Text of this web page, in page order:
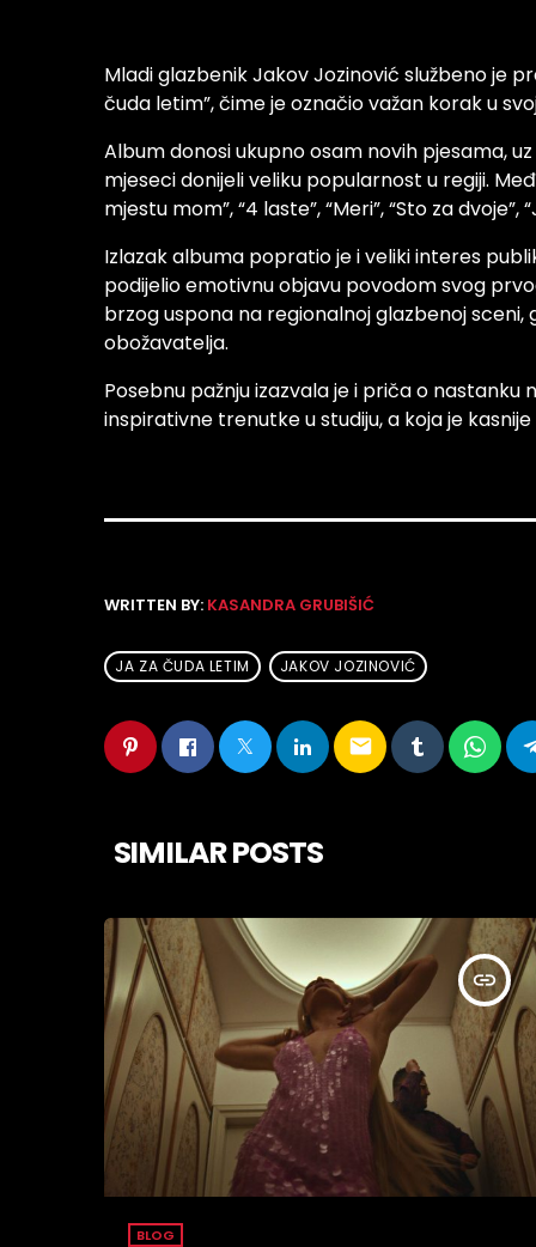
Mladi glazbenik Jakov Jozinović službeno je
čuda letim”, čime je označio važan korak u
Album donosi ukupno osam novih pjesama,
mjeseci donijeli veliku popularnost u regiji.
mjestu mom”, “4 laste”, “Meri”, “Sto za
Izlazak albuma popratio je i veliki interes
podijelio emotivnu objavu povodom svog
brzog uspona na regionalnoj glazbenoj
obožavatelja.
Posebnu pažnju izazvala je i priča o
inspirativne trenutke u studiju, a koja je
WRITTEN BY: KASANDRA GRUBIŠIĆ
JA ZA ČUDA LETIM JAKOV JOZINOVIĆ
email
SIMILAR POSTS
insert_link
BLOG